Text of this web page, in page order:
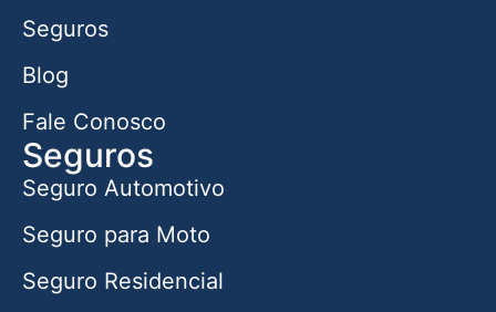
Seguros
Blog
Fale Conosco
Seguros
Seguro Automotivo
Seguro para Moto
Seguro Residencial